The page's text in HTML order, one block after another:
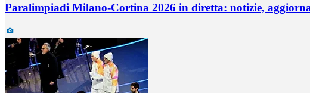
Paralimpiadi Milano-Cortina 2026 in diretta: notizie,